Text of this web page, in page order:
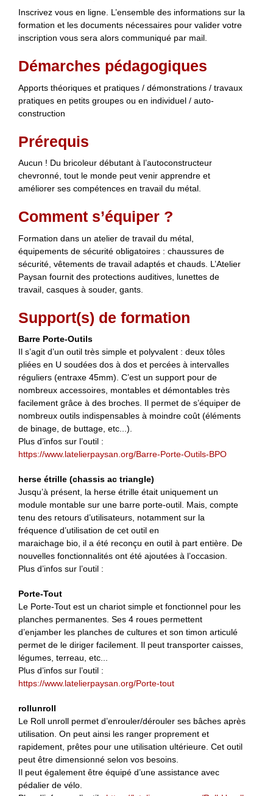
Inscrivez vous en ligne. L’ensemble des informations sur la
formation et les documents nécessaires pour valider votre
inscription vous sera alors communiqué par mail.
Démarches pédagogiques
Apports théoriques et pratiques / démonstrations / travaux
pratiques en petits groupes ou en individuel / auto-
construction
Prérequis
Aucun ! Du bricoleur débutant à l’autoconstructeur
chevronné, tout le monde peut venir apprendre et
améliorer ses compétences en travail du métal.
Comment s’équiper ?
Formation dans un atelier de travail du métal,
équipements de sécurité obligatoires : chaussures de
sécurité, vêtements de travail adaptés et chauds. L’Atelier
Paysan fournit des protections auditives, lunettes de
travail, casques à souder, gants.
Support(s) de formation
Barre Porte-Outils
Il s’agit d’un outil très simple et polyvalent : deux tôles
pliées en U soudées dos à dos et percées à intervalles
réguliers (entraxe 45mm). C’est un support pour de
nombreux accessoires, montables et démontables très
facilement grâce à des broches. Il permet de s’équiper de
nombreux outils indispensables à moindre coût (éléments
de binage, de buttage, etc...).
Plus d’infos sur l’outil :
https://www.latelierpaysan.org/Barre-Porte-Outils-BPO
herse étrille (chassis ac triangle)
Jusqu’à présent, la herse étrille était uniquement un
module montable sur une barre porte-outil. Mais, compte
tenu des retours d’utilisateurs, notamment sur la
fréquence d’utilisation de cet outil en
maraichage bio, il a été reconçu en outil à part entière. De
nouvelles fonctionnalités ont été ajoutées à l’occasion.
Plus d’infos sur l’outil :
Porte-Tout
Le Porte-Tout est un chariot simple et fonctionnel pour les
planches permanentes. Ses 4 roues permettent
d’enjamber les planches de cultures et son timon articulé
permet de le diriger facilement. Il peut transporter caisses,
légumes, terreau, etc...
Plus d’infos sur l’outil :
https://www.latelierpaysan.org/Porte-tout
rollunroll
Le Roll unroll permet d’enrouler/dérouler ses bâches après
utilisation. On peut ainsi les ranger proprement et
rapidement, prêtes pour une utilisation ultérieure. Cet outil
peut être dimensionné selon vos besoins.
Il peut également être équipé d’une assistance avec
pédalier de vélo.